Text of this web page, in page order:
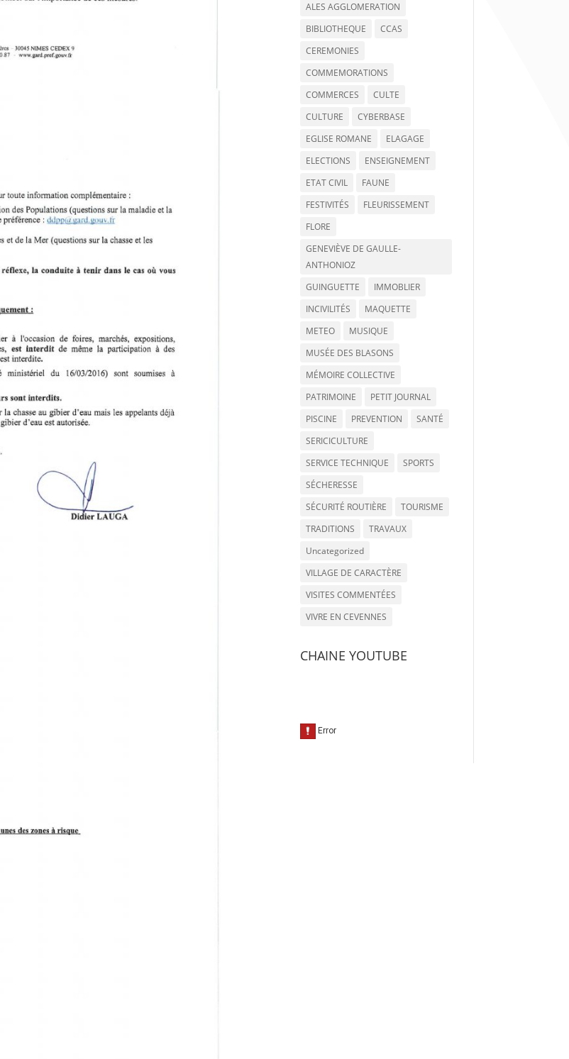
ALES AGGLOMERATION
BIBLIOTHEQUE
CCAS
CEREMONIES
COMMEMORATIONS
COMMERCES
CULTE
CULTURE
CYBERBASE
EGLISE ROMANE
ELAGAGE
ELECTIONS
ENSEIGNEMENT
ETAT CIVIL
FAUNE
FESTIVITÉS
FLEURISSEMENT
FLORE
GENEVIÈVE DE GAULLE-
ANTHONIOZ
GUINGUETTE
IMMOBLIER
INCIVILITÉS
MAQUETTE
METEO
MUSIQUE
MUSÉE DES BLASONS
MÉMOIRE COLLECTIVE
PATRIMOINE
PETIT JOURNAL
PISCINE
PREVENTION
SANTÉ
SERICICULTURE
SERVICE TECHNIQUE
SPORTS
SÉCHERESSE
SÉCURITÉ ROUTIÈRE
TOURISME
TRADITIONS
TRAVAUX
Uncategorized
VILLAGE DE CARACTÈRE
VISITES COMMENTÉES
VIVRE EN CEVENNES
CHAINE YOUTUBE